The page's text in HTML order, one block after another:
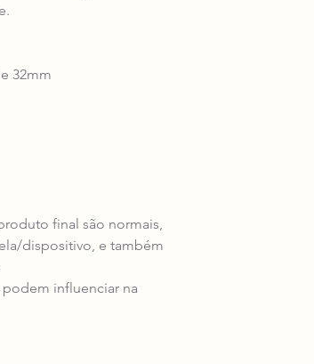
32mm
final são normais,
dispositivo, e também
influenciar na